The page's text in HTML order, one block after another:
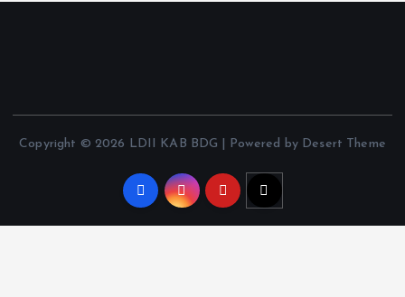
Copyright © 2026 LDII KAB BDG | Powered by Desert Theme